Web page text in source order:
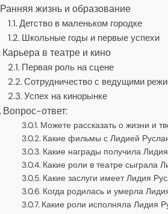
Ранняя жизнь и образование
Детство в маленьком городке
Школьные годы и первые успехи
Карьера в театре и кино
Первая роль на сцене
Сотрудничество с ведущими
Успех на кинорынке
Вопрос-ответ:
Можете рассказать о жизни и
Какие фильмы с Лидией
Какие награды получила
Какие роли в театре сыграла
Какие заслуги имеет Лидия
Когда родилась и умерла
Какие роли исполняла Лидия